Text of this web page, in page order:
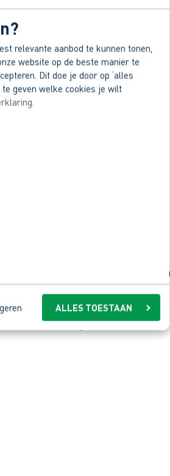
relevante aanbod te kunnen tonen,
website op de beste manier te
Dit doe je door op ‘alles
geven welke cookies je wilt
.
ALLES TOESTAAN
en infra. De
zo wordt hier gewerkt.